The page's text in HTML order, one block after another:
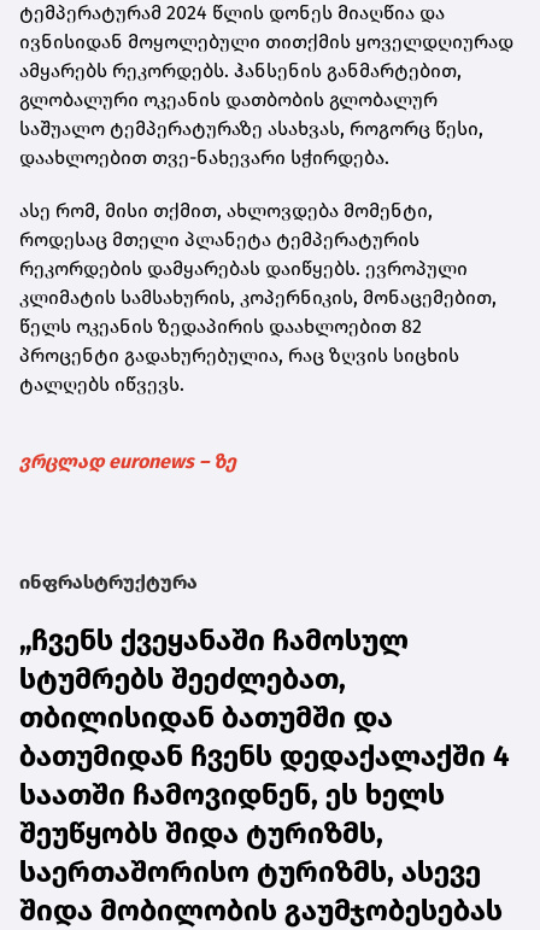
ტემპერატურამ 2024 წლის დონეს მიაღწია და
ივნისიდან მოყოლებული თითქმის ყოველდღიურად
ამყარებს რეკორდებს. ჰანსენის განმარტებით,
გლობალური ოკეანის დათბობის გლობალურ
საშუალო ტემპერატურაზე ასახვას, როგორც წესი,
დაახლოებით თვე-ნახევარი სჭირდება.
ასე რომ, მისი თქმით, ახლოვდება მომენტი,
როდესაც მთელი პლანეტა ტემპერატურის
რეკორდების დამყარებას დაიწყებს. ევროპული
კლიმატის სამსახურის, კოპერნიკის, მონაცემებით,
წელს ოკეანის ზედაპირის დაახლოებით 82
პროცენტი გადახურებულია, რაც ზღვის სიცხის
ტალღებს იწვევს.
ვრცლად euronews – ზე
ინფრასტრუქტურა
„ჩვენს ქვეყანაში ჩამოსულ
სტუმრებს შეეძლებათ,
თბილისიდან ბათუმში და
ბათუმიდან ჩვენს დედაქალაქში 4
საათში ჩამოვიდნენ, ეს ხელს
შეუწყობს შიდა ტურიზმს,
საერთაშორისო ტურიზმს, ასევე
შიდა მობილობის გაუმჯობესებას